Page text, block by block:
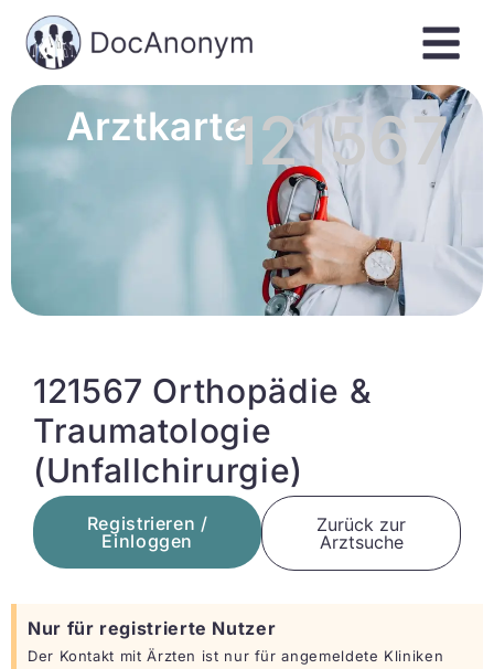
Arztkarte121567
121567 Orthopädie &
Traumatologie
(Unfallchirurgie)
Registrieren /
Einloggen
Zurück zur
Arztsuche
Nur für registrierte Nutzer
Der Kontakt mit Ärzten ist nur für angemeldete Kliniken